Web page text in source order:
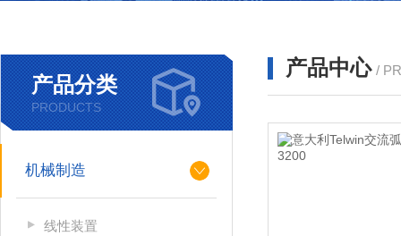
产品分类
PRODUCTS
机械制造
线性装置
产品中心 /